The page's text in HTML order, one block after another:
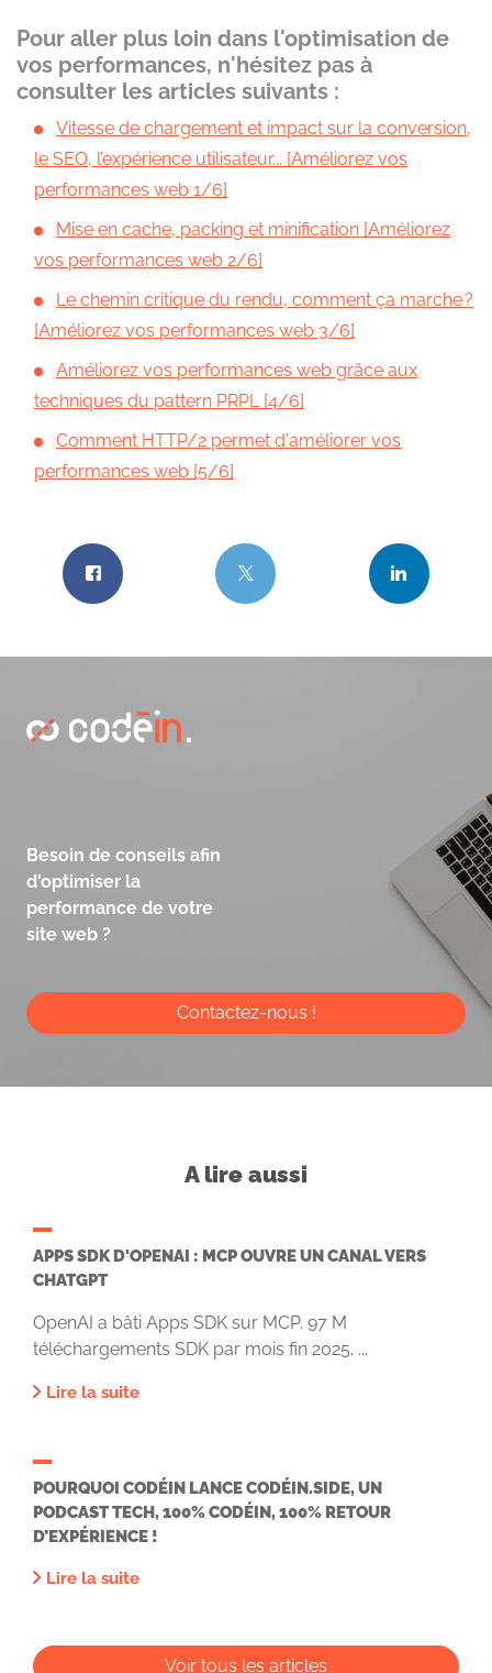
Pour aller plus loin dans l'optimisation de
vos performances, n'hésitez pas à
consulter les articles suivants :
Vitesse de chargement et impact sur la conversion,
le SEO, l’expérience utilisateur... [Améliorez vos
performances web 1/6]
Mise en cache, packing et minification [Améliorez
vos performances web 2/6]
Le chemin critique du rendu, comment ça marche ?
[Améliorez vos performances web 3/6]
Améliorez vos performances web grâce aux
techniques du pattern PRPL [4/6]
Comment HTTP/2 permet d'améliorer vos
performances web [5/6]
Besoin de conseils afin
d'optimiser la
performance de votre
site web ?
Contactez-nous !
A lire aussi
APPS SDK D'OPENAI : MCP OUVRE UN CANAL VERS
CHATGPT
OpenAI a bâti Apps SDK sur MCP. 97 M
téléchargements SDK par mois fin 2025. ...
Lire la suite
POURQUOI CODÉIN LANCE CODÉIN.SIDE, UN
PODCAST TECH, 100% CODÉIN, 100% RETOUR
D’EXPÉRIENCE !
Lire la suite
Voir tous les articles